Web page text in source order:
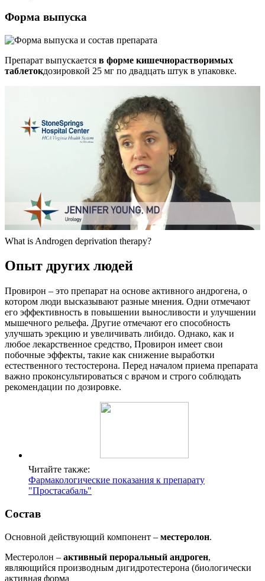
Форма выпуска
Препарат выпускается в форме кишечнорастворимых
таблетокдозировкой 25 мг по двадцать штук в упаковке.
What is Androgen deprivation therapy?
Опыт других людей
Провирон – это препарат на основе активного андрогена, о
котором люди высказывают разные мнения. Одни отмечают
его эффективность в повышении выносливости и улучшении
мышечного рельефа. Другие отмечают его способность
улучшать эрекцию и увеличивать либидо. Однако, как и
любое лекарственное средство, Провирон имеет свои
побочные эффекты, такие как снижение выработки
естественного тестостерона. Перед началом приема препарата
важно проконсультироваться с врачом и строго соблюдать
рекомендации по дозировке.
Читайте также:
Фармакологические показания к препарату
"Простасабаль"
Состав
Основной действующий компонент – местеролон.
Местеролон – активный пероральный андроген,
являющийся производным дигидротестерона (биологически
активная форма